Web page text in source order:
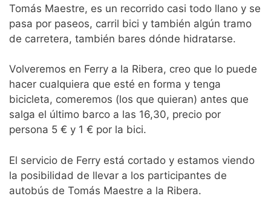
Tomás Maestre, es un recorrido casi todo llano y se
pasa por paseos, carril bici y también algún tramo
de carretera, también bares dónde hidratarse.
Volveremos en Ferry a la Ribera, creo que lo puede
hacer cualquiera que esté en forma y tenga
bicicleta, comeremos (los que quieran) antes que
salga el último barco a las 16,30, precio por
persona 5 € y 1 € por la bici.
El servicio de Ferry está cortado y estamos viendo
la posibilidad de llevar a los participantes de
autobús de Tomás Maestre a la Ribera.